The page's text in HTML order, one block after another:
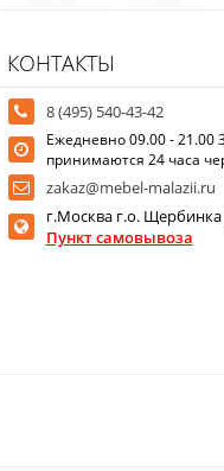
КОНТАКТЫ
8 (495) 540-43-42
Ежедневно 09.00 - 21.00
принимаются 24 часа
zakaz@mebel-malazii.ru
г.Москва г.о. Щербинка
Пункт самовывоза